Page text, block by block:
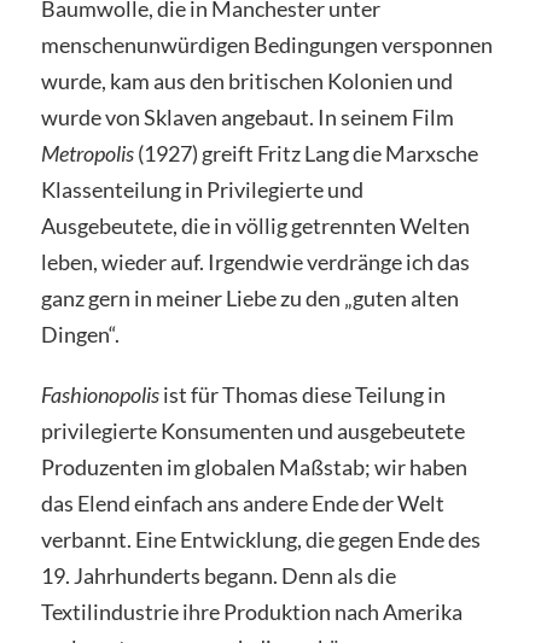
Baumwolle, die in Manchester unter
menschenunwürdigen Bedingungen versponnen
wurde, kam aus den britischen Kolonien und
wurde von Sklaven angebaut. In seinem Film
Metropolis(1927) greift Fritz Lang die Marxsche
Klassenteilung in Privilegierte und
Ausgebeutete, die in völlig getrennten Welten
leben, wieder auf. Irgendwie verdränge ich das
ganz gern in meiner Liebe zu den „guten alten
Dingen“.
Fashionopolisist für Thomas diese Teilung in
privilegierte Konsumenten und ausgebeutete
Produzenten im globalen Maßstab; wir haben
das Elend einfach ans andere Ende der Welt
verbannt. Eine Entwicklung, die gegen Ende des
19. Jahrhunderts begann. Denn als die
Textilindustrie ihre Produktion nach Amerika